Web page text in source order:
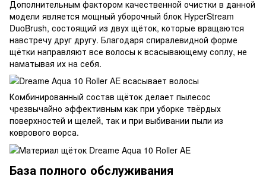
Дополнительным фактором качественной очистки в данной
модели является мощный уборочный блок HyperStream
DuoBrush, состоящий из двух щёток, которые вращаются
навстречу друг другу. Благодаря спиралевидной форме
щётки направляют все волосы к всасывающему соплу, не
наматывая их на себя.
Комбинированный состав щёток делает пылесос
чрезвычайно эффективным как при уборке твёрдых
поверхностей и щелей, так и при выбивании пыли из
коврового ворса.
База полного обслуживания